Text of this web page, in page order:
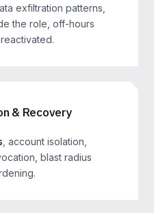
exfiltration patterns,
the role, off-hours
& Recovery
, account isolation,
blast radius